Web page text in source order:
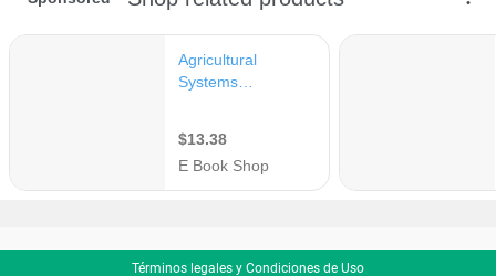
Términos legales y Condiciones de Uso